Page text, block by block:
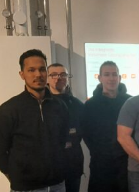
von Klimaanlagen
auf Qualität und
Bei der Installation von
wir nur hochwertige
Hersteller und gewährleisten,
nicht nur effizient, sondern
ist.